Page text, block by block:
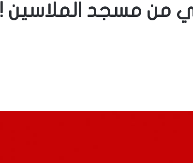
من مسجد الملاسين !